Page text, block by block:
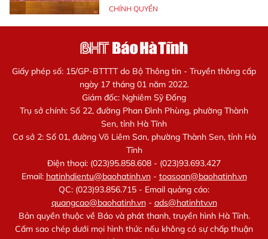
CHÍNH QUYỀN
Giấy phép số: 15/GP-BTTTT do Bộ Thông tin - Truyền thông cấp
ngày 17 tháng 01 năm 2022.
Giám đốc: Nghiêm Sỹ Đống
Trụ sở chính: Số 22, đường Phan Đình Phùng, phường Thành
Sen, tỉnh Hà Tĩnh
Cơ sở 2: Số 01, đường Võ Liêm Sơn, phường Thành Sen, tỉnh Hà
Tĩnh
Điện thoại: (023)95.858.608 - (023)93.693.427
Email: hatinhdientu@baohatinh.vn- toasoan@baohatinh.vn
QC: (023)93.856.715 - Email quảng cáo:
quangcao@baohatinh.vn- ads@hatinhtv.vn
Bản quyền thuộc về Báo và phát thanh, truyền hình Hà Tĩnh.
Cấm sao chép dưới mọi hình thức nếu không có sự chấp thuận